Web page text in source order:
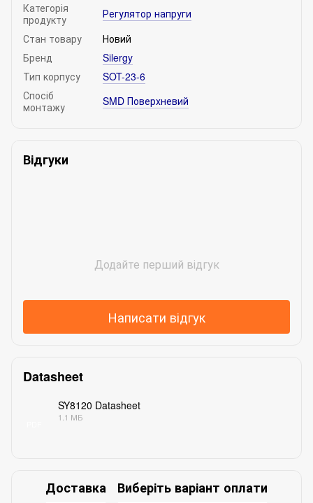
Категорія
продукту
Регулятор напруги
Стан товару
Новий
Бренд
Silergy
Тип корпусу
SOT-23-6
Спосіб
монтажу
SMD Поверхневий
Відгуки
Додайте перший відгук
Написати відгук
Datasheet
SY8120 Datasheet
1.1 МБ
Доставка Виберіть варіант оплати